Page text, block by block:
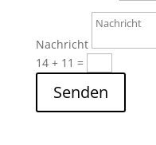
Nachricht
14 + 11 =
Senden